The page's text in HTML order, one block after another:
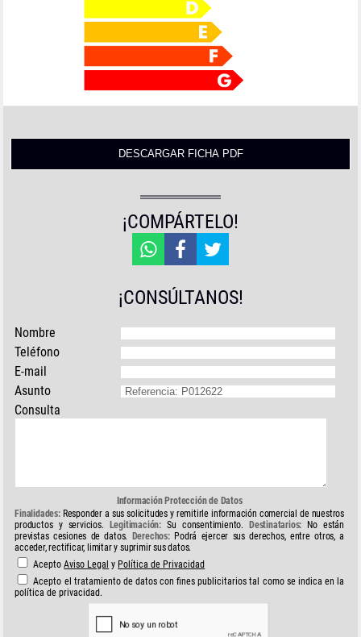
¡COMPÁRTELO!
¡CONSÚLTANOS!
Nombre
Teléfono
E-mail
Asunto
Consulta
Información Protección de Datos
Finalidades:Responder a sus solicitudes y remitirle información comercial de nuestros
productos y servicios.
Legitimación: Su consentimiento. Destinatarios: No están
previstas cesiones de datos.
Derechos:Podrá ejercer sus derechos, entre otros, a
acceder, rectificar, limitar y suprimir sus datos.
AceptoAviso Legal y Política de Privacidad
Acepto el tratamiento de datos con fines publicitarios tal como se indica en la
política de privacidad.